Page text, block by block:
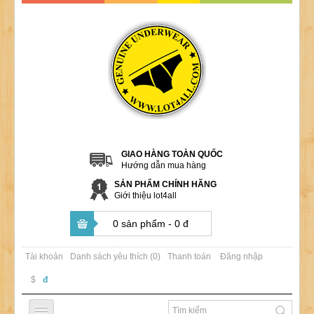
GIAO HÀNG TOÀN QUỐC
Hướng dẫn mua hàng
SẢN PHẨM CHÍNH HÃNG
Giới thiệu lot4all
0 sản phẩm - 0 đ
Tài khoản Danh sách yêu thích (0) Thanh toán Đăng nhập
$ đ